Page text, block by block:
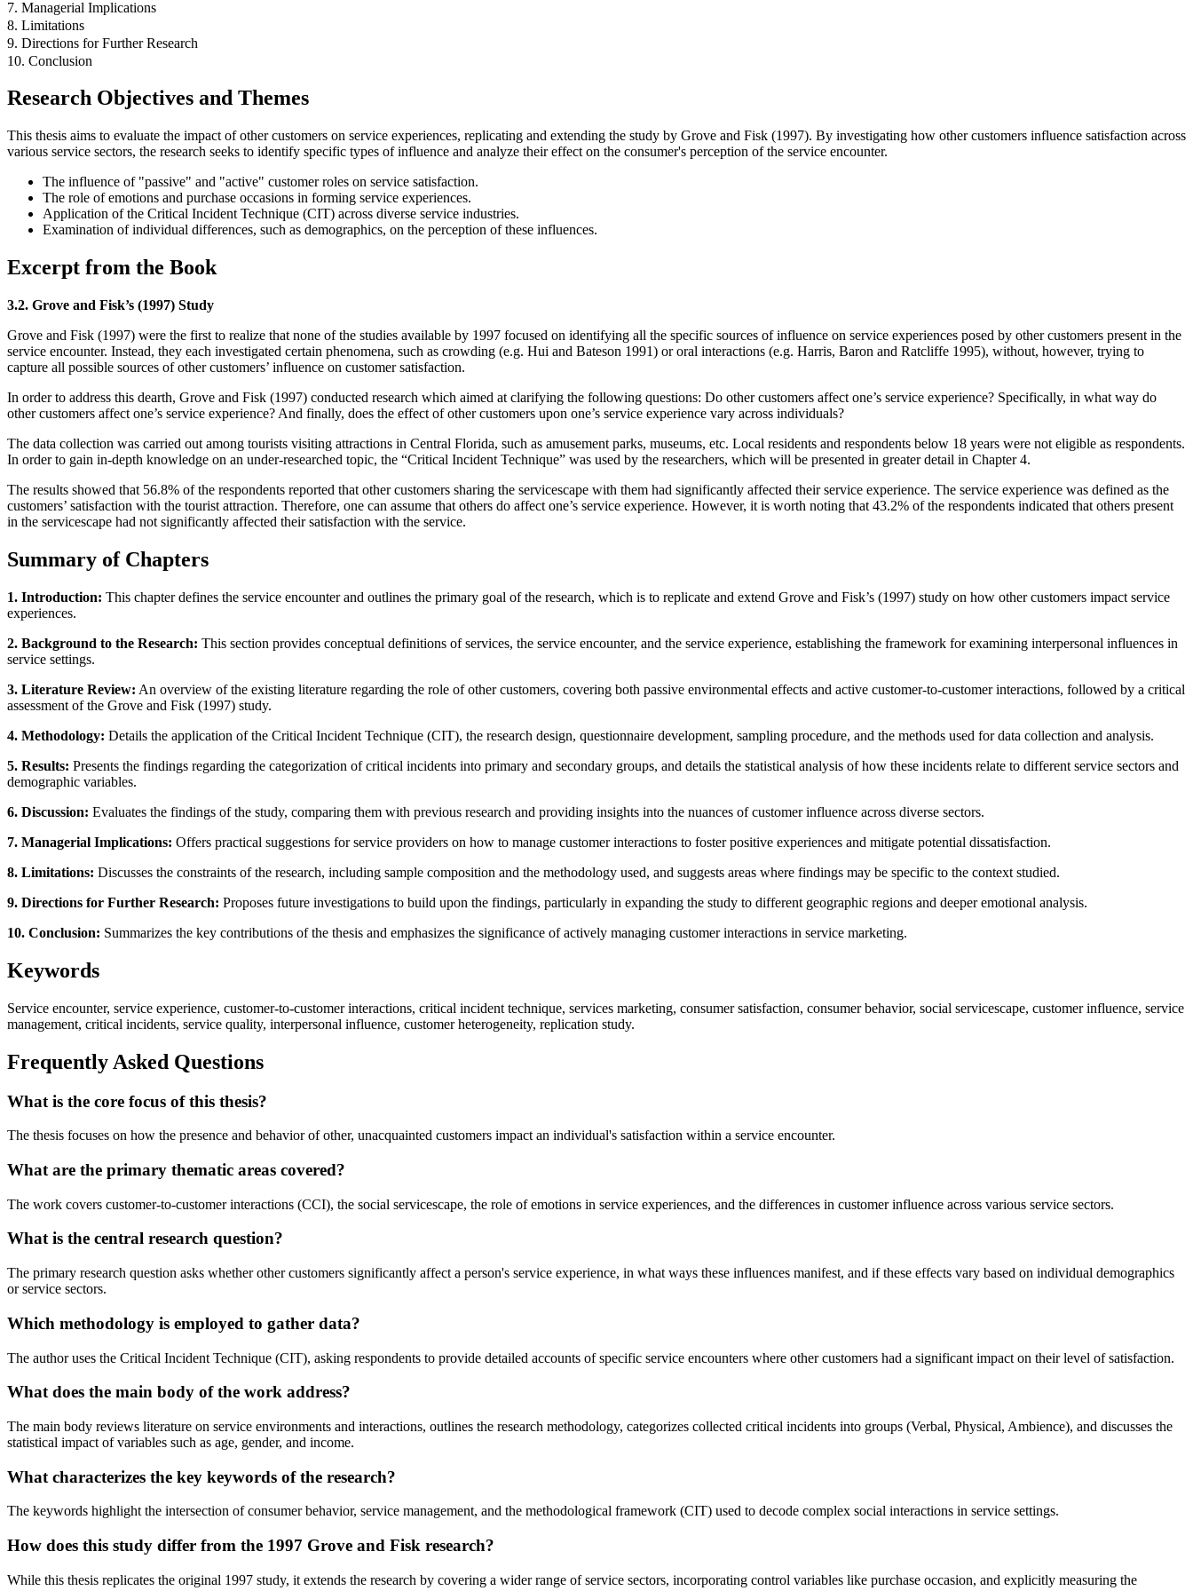
7. Managerial Implications
8. Limitations
9. Directions for Further Research
10. Conclusion
Research Objectives and Themes
This thesis aims to evaluate the impact of other customers on service experiences, replicating and extending the study by Grove and Fisk (1997). By investigating how other customers influence satisfaction across
various service sectors, the research seeks to identify specific types of influence and analyze their effect on the consumer's perception of the service encounter.
The influence of "passive" and "active" customer roles on service satisfaction.
The role of emotions and purchase occasions in forming service experiences.
Application of the Critical Incident Technique (CIT) across diverse service industries.
Examination of individual differences, such as demographics, on the perception of these influences.
Excerpt from the Book
3.2. Grove and Fisk’s (1997) Study
Grove and Fisk (1997) were the first to realize that none of the studies available by 1997 focused on identifying all the specific sources of influence on service experiences posed by other customers present in the
service encounter. Instead, they each investigated certain phenomena, such as crowding (e.g. Hui and Bateson 1991) or oral interactions (e.g. Harris, Baron and Ratcliffe 1995), without, however, trying to
capture all possible sources of other customers’ influence on customer satisfaction.
In order to address this dearth, Grove and Fisk (1997) conducted research which aimed at clarifying the following questions: Do other customers affect one’s service experience? Specifically, in what way do
other customers affect one’s service experience? And finally, does the effect of other customers upon one’s service experience vary across individuals?
The data collection was carried out among tourists visiting attractions in Central Florida, such as amusement parks, museums, etc. Local residents and respondents below 18 years were not eligible as respondents.
In order to gain in-depth knowledge on an under-researched topic, the “Critical Incident Technique” was used by the researchers, which will be presented in greater detail in Chapter 4.
The results showed that 56.8% of the respondents reported that other customers sharing the servicescape with them had significantly affected their service experience. The service experience was defined as the
customers’ satisfaction with the tourist attraction. Therefore, one can assume that others do affect one’s service experience. However, it is worth noting that 43.2% of the respondents indicated that others present
in the servicescape had not significantly affected their satisfaction with the service.
Summary of Chapters
1. Introduction: This chapter defines the service encounter and outlines the primary goal of the research, which is to replicate and extend Grove and Fisk’s (1997) study on how other customers impact service
experiences.
2. Background to the Research: This section provides conceptual definitions of services, the service encounter, and the service experience, establishing the framework for examining interpersonal influences in
service settings.
3. Literature Review: An overview of the existing literature regarding the role of other customers, covering both passive environmental effects and active customer-to-customer interactions, followed by a critical
assessment of the Grove and Fisk (1997) study.
4. Methodology: Details the application of the Critical Incident Technique (CIT), the research design, questionnaire development, sampling procedure, and the methods used for data collection and analysis.
5. Results: Presents the findings regarding the categorization of critical incidents into primary and secondary groups, and details the statistical analysis of how these incidents relate to different service sectors and
demographic variables.
6. Discussion: Evaluates the findings of the study, comparing them with previous research and providing insights into the nuances of customer influence across diverse sectors.
7. Managerial Implications: Offers practical suggestions for service providers on how to manage customer interactions to foster positive experiences and mitigate potential dissatisfaction.
8. Limitations: Discusses the constraints of the research, including sample composition and the methodology used, and suggests areas where findings may be specific to the context studied.
9. Directions for Further Research: Proposes future investigations to build upon the findings, particularly in expanding the study to different geographic regions and deeper emotional analysis.
10. Conclusion: Summarizes the key contributions of the thesis and emphasizes the significance of actively managing customer interactions in service marketing.
Keywords
Service encounter, service experience, customer-to-customer interactions, critical incident technique, services marketing, consumer satisfaction, consumer behavior, social servicescape, customer influence, service
management, critical incidents, service quality, interpersonal influence, customer heterogeneity, replication study.
Frequently Asked Questions
What is the core focus of this thesis?
The thesis focuses on how the presence and behavior of other, unacquainted customers impact an individual's satisfaction within a service encounter.
What are the primary thematic areas covered?
The work covers customer-to-customer interactions (CCI), the social servicescape, the role of emotions in service experiences, and the differences in customer influence across various service sectors.
What is the central research question?
The primary research question asks whether other customers significantly affect a person's service experience, in what ways these influences manifest, and if these effects vary based on individual demographics
or service sectors.
Which methodology is employed to gather data?
The author uses the Critical Incident Technique (CIT), asking respondents to provide detailed accounts of specific service encounters where other customers had a significant impact on their level of satisfaction.
What does the main body of the work address?
The main body reviews literature on service environments and interactions, outlines the research methodology, categorizes collected critical incidents into groups (Verbal, Physical, Ambience), and discusses the
statistical impact of variables such as age, gender, and income.
What characterizes the key keywords of the research?
The keywords highlight the intersection of consumer behavior, service management, and the methodological framework (CIT) used to decode complex social interactions in service settings.
How does this study differ from the 1997 Grove and Fisk research?
While this thesis replicates the original 1997 study, it extends the research by covering a wider range of service sectors, incorporating control variables like purchase occasion, and explicitly measuring the